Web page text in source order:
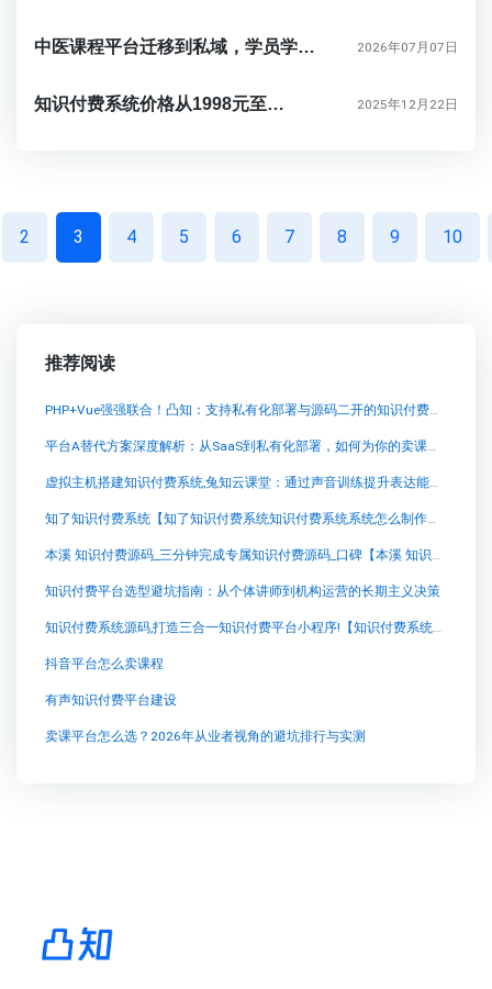
中医课程平台迁移到私域，学员学习记录和订单数据怎么承接？ 2026年07月07日
知识付费系统价格从1998元至26800元不等 2025年12月22日
2 3 4 5 6 7 8 9 10
推荐阅读
PHP+Vue强强联合！凸知：支持私有化部署与源码二开的知识付费系统，为长期经营而生
平台A替代方案深度解析：从SaaS到私有化部署，如何为你的卖课系统选择最优解？
虚拟主机搭建知识付费系统,兔知云课堂：通过声音训练提升表达能力的利器
知了知识付费系统【知了知识付费系统知识付费系统系统怎么制作，知识付费系统搭建使用教程】
本溪 知识付费源码_三分钟完成专属知识付费源码_口碑【本溪 知识付费源码_三分钟完成专属知识付费源码_口碑知识付费系统系统怎么制作，知识付费系统搭建使用教程】
知识付费平台选型避坑指南：从个体讲师到机构运营的长期主义决策
知识付费系统源码,打造三合一知识付费平台小程序!【知识付费系统源码,打造三合一知识付费平台小程序!知识付费系统系统怎么制作，知识付费系统搭建使用教程】
抖音平台怎么卖课程
有声知识付费平台建设
卖课平台怎么选？2026年从业者视角的避坑排行与实测